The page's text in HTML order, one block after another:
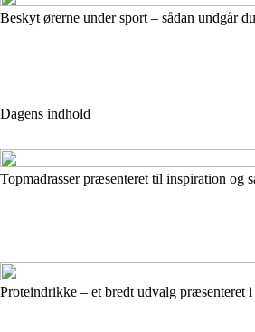
Beskyt ørerne under sport – sådan undgår
Dagens indhold
Topmadrasser præsenteret til inspiration og
Proteindrikke – et bredt udvalg præsenteret